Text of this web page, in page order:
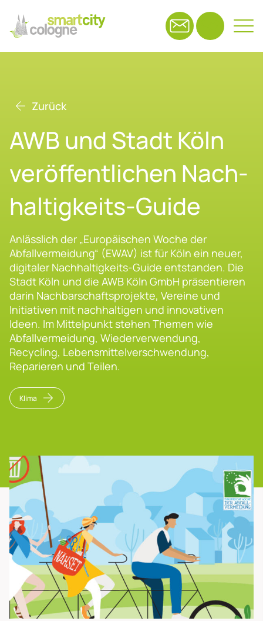
Zurück
AWB und Stadt Köln
ver­öf­fent­li­chen Nach­
hal­tig­keits-Gui­de
Anlässlich der „Europäischen Woche der
Abfallvermeidung“ (EWAV) ist für Köln ein neuer,
digitaler Nachhaltigkeits-Guide entstanden. Die
Stadt Köln und die AWB Köln GmbH präsentieren
darin Nachbarschaftsprojekte, Vereine und
Initiativen mit nachhaltigen und innovativen
Ideen. Im Mittelpunkt stehen Themen wie
Abfallvermeidung, Wiederverwendung,
Recycling, Lebensmittelverschwendung,
Reparieren und Teilen.
Klima